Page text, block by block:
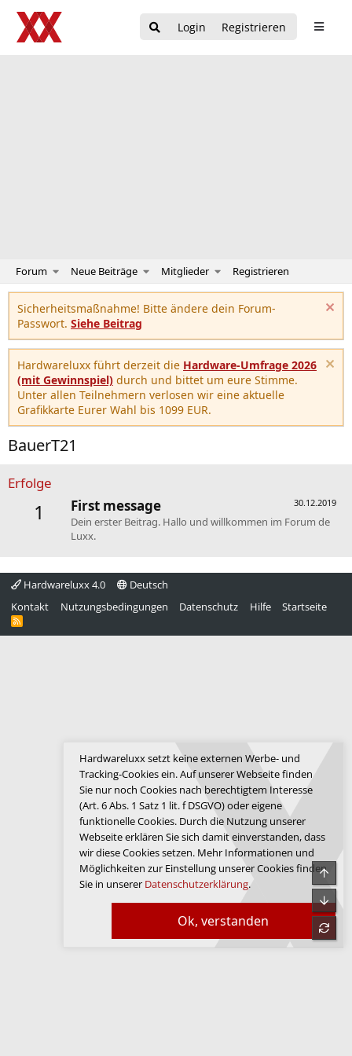
Login Registrieren
Forum Neue Beiträge Mitglieder Registrieren
Sicherheitsmaßnahme! Bitte ändere dein Forum-
Passwort. Siehe Beitrag
Hardwareluxx führt derzeit die Hardware-Umfrage 2026
(mit Gewinnspiel) durch und bittet um eure Stimme.
Unter allen Teilnehmern verlosen wir eine aktuelle
Grafikkarte Eurer Wahl bis 1099 EUR.
BauerT21
Erfolge
1 30.12.2019
First message
Dein erster Beitrag. Hallo und willkommen im Forum de
Luxx.
Hardwareluxx 4.0
Deutsch
Kontakt
Nutzungsbedingungen Datenschutz Hilfe Startseite
R
Ok, verstanden
Hardwareluxx setzt keine externen Werbe- und
Tracking-Cookies ein. Auf unserer Webseite finden
Sie nur noch Cookies nach berechtigtem Interesse
(Art. 6 Abs. 1 Satz 1 lit. f DSGVO) oder eigene
funktionelle Cookies. Durch die Nutzung unserer
Webseite erklären Sie sich damit einverstanden, dass
wir diese Cookies setzen. Mehr Informationen und
Möglichkeiten zur Einstellung unserer Cookies finden
Sie in unserer Datenschutzerklärung.